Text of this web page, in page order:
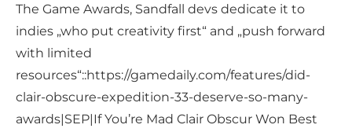
The Game Awards, Sandfall devs dedicate it to
indies „who put creativity first“ and „push forward
with limited
resources“::https://gamedaily.com/features/did-
clair-obscure-expedition-33-deserve-so-many-
awards|SEP|If You’re Mad Clair Obscur Won Best